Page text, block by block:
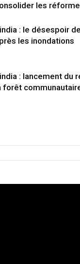
les
: le désespoir
les inondations
: lancement du
forêt